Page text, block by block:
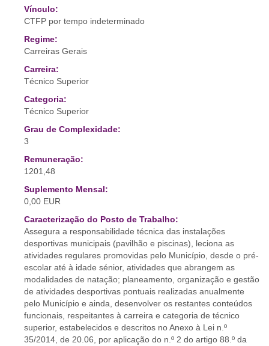
Vínculo:
CTFP por tempo indeterminado
Regime:
Carreiras Gerais
Carreira:
Técnico Superior
Categoria:
Técnico Superior
Grau de Complexidade:
3
Remuneração:
1201,48
Suplemento Mensal:
0,00 EUR
Caracterização do Posto de Trabalho:
Assegura a responsabilidade técnica das instalações
desportivas municipais (pavilhão e piscinas), leciona as
atividades regulares promovidas pelo Município, desde o pré-
escolar até à idade sénior, atividades que abrangem as
modalidades de natação; planeamento, organização e gestão
de atividades desportivas pontuais realizadas anualmente
pelo Município e ainda, desenvolver os restantes conteúdos
funcionais, respeitantes à carreira e categoria de técnico
superior, estabelecidos e descritos no Anexo à Lei n.º
35/2014, de 20.06, por aplicação do n.º 2 do artigo 88.º da